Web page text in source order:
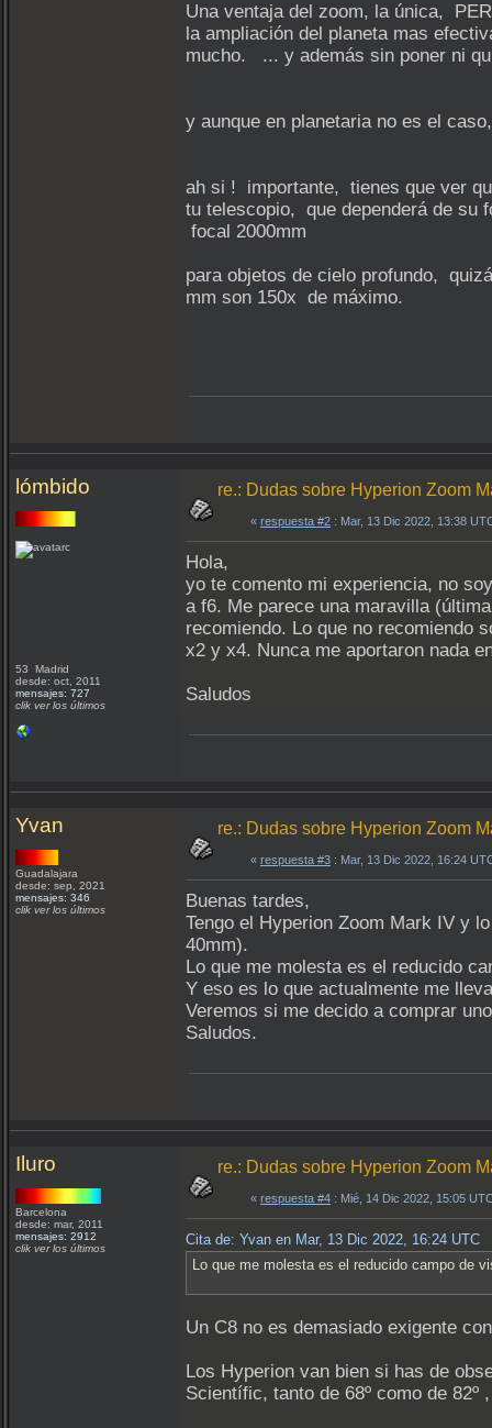
Una ventaja del zoom, la única,
la ampliación del planeta mas
mucho. ... y además sin poner ni
y aunque en planetaria no es el
ah si ! importante, tienes que ver
tu telescopio, que dependerá de su
focal 2000mm
para objetos de cielo profundo,
mm son 150x de máximo.
lómbido
53 Madrid
desde: oct, 2011
mensajes: 727
clik ver los últimos
re.: Dudas sobre Hyperion Zoom
« respuesta #2 : Mar, 13 Dic 2022, 13:38
Hola,
yo te comento mi experiencia, no
a f6. Me parece una maravilla
recomiendo. Lo que no recomiendo
x2 y x4. Nunca me aportaron nada
Saludos
Yvan
Guadalajara
desde: sep, 2021
mensajes: 346
clik ver los últimos
re.: Dudas sobre Hyperion Zoom
« respuesta #3 : Mar, 13 Dic 2022, 16:24
Buenas tardes,
Tengo el Hyperion Zoom Mark IV y
40mm).
Lo que me molesta es el reducido
Y eso es lo que actualmente me
Veremos si me decido a comprar
Saludos.
Iluro
Barcelona
desde: mar, 2011
mensajes: 2912
clik ver los últimos
re.: Dudas sobre Hyperion Zoom
« respuesta #4 : Mié, 14 Dic 2022, 15:05
Cita de: Yvan en Mar, 13 Dic 2022, 16:24 UTC
Lo que me molesta es el reducido campo de
Un C8 no es demasiado exigente
Los Hyperion van bien si has de
Scientífic, tanto de 68º como de